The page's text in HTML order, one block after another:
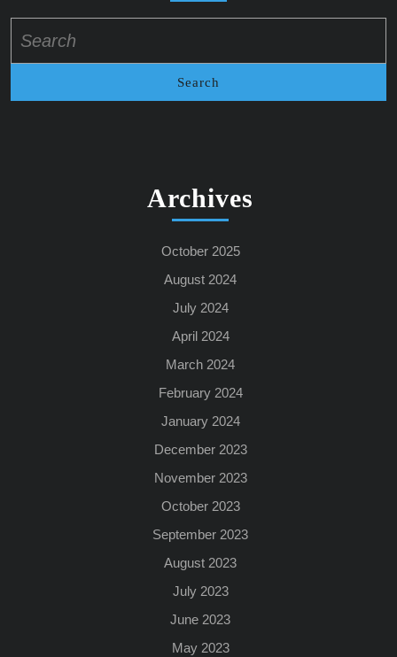
for:
Archives
October 2025
August 2024
July 2024
April 2024
March 2024
February 2024
January 2024
December 2023
November 2023
October 2023
September 2023
August 2023
July 2023
June 2023
May 2023